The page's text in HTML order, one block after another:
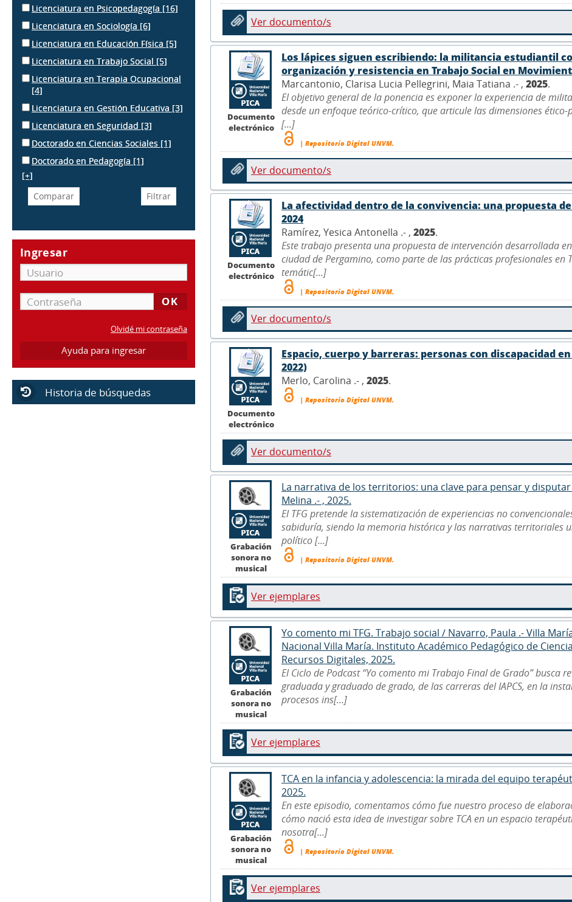
Licenciatura en Psicopedagogía [16]
Licenciatura en Sociología [6]
Licenciatura en Educación Física [5]
Licenciatura en Trabajo Social [5]
Licenciatura en Terapia Ocupacional
[4]
Licenciatura en Gestión Educativa [3]
Licenciatura en Seguridad [3]
Doctorado en Ciencias Sociales [1]
Doctorado en Pedagogía [1]
[+]
Ingresar
Olvidé mi contraseña
Ayuda para ingresar
Historia de búsquedas
Ver documento/s
Documento
electrónico
Los lápices siguen escribiendo: la militancia estudiantil
organización y resistencia en Trabajo Social en
Marcantonio, Clarisa Lucia Pellegrini, Maia Tatiana .- , 2025.
El objetivo general de la ponencia es exponer la experiencia de
desde un enfoque teórico-crítico, que articule las dimensiones
[...]
| Repositorio Digital UNVM.
Ver documento/s
Documento
electrónico
La afectividad dentro de la convivencia: una propuesta
2024
Ramírez, Yesica Antonella .- , 2025.
Este trabajo presenta una propuesta de intervención desarrollada
ciudad de Pergamino, como parte de las prácticas profesionales en
temátic[...]
| Repositorio Digital UNVM.
Ver documento/s
Documento
electrónico
Espacio, cuerpo y barreras: personas con discapacidad
2022)
Merlo, Carolina .- , 2025.
| Repositorio Digital UNVM.
Ver documento/s
Grabación
sonora no
musical
La narrativa de los territorios: una clave para pensar y
Melina .- , 2025.
El TFG pretende la sistematización de experiencias no
sabiduría, siendo la memoria histórica y las narrativas territoriales
político [...]
| Repositorio Digital UNVM.
Ver ejemplares
Grabación
sonora no
musical
Yo comento mi TFG. Trabajo social / Navarro, Paula .- Villa
Nacional Villa María. Instituto Académico Pedagógico de
Recursos Digitales, 2025.
El Ciclo de Podcast “Yo comento mi Trabajo Final de Grado”
graduada y graduado de grado, de las carreras del IAPCS, en la
procesos ins[...]
Ver ejemplares
Grabación
sonora no
musical
TCA en la infancia y adolescencia: la mirada del equipo
2025.
En este episodio, comentamos cómo fue nuestro proceso de
cómo nació esta idea de investigar sobre TCA en un espacio
nosotra[...]
| Repositorio Digital UNVM.
Ver ejemplares